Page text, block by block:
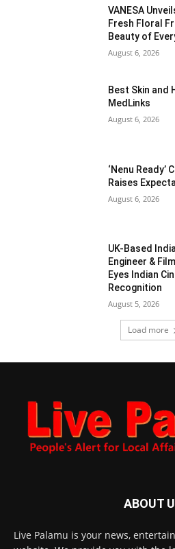
VANESA
Fresh Floral
Beauty of
August 6, 2026
Best Skin and
MedLinks
August 6, 2026
‘Nenu Ready’
Raises
August 6, 2026
UK-Based
Engineer &
Eyes Indian
Recognition
August 5, 2026
Load more
ABOUT
Live Palamu is your news,